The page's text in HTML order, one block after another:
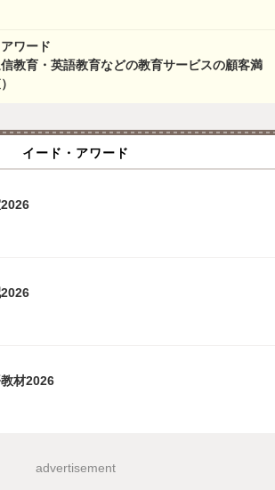
ワード
信教育・英語教育などの教育サービスの顧客満
イード・アワード
材2026
advertisement